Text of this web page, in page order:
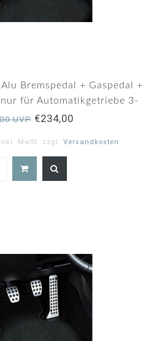
Bremspedal + Gaspedal +
für Automatikgetriebe 3-
Automatikgetriebe
UVP €234,00
MwSt. zzgl. Versandkosten